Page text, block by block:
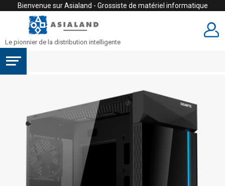
Bienvenue sur Asialand - Grossiste de matériel informatique
Le pionnier de la distribution intelligente